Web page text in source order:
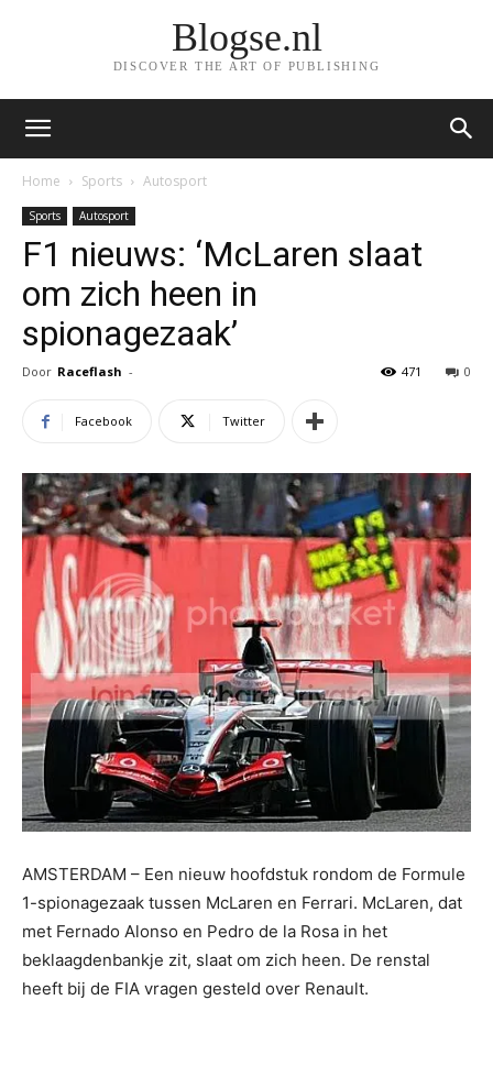
Blogse.nl
DISCOVER THE ART OF PUBLISHING
Home Sports Autosport
Sports Autosport
F1 nieuws: ‘McLaren slaat
om zich heen in
spionagezaak’
Door Raceflash - 0
471
Facebook Twitter
AMSTERDAM – Een nieuw hoofdstuk rondom de Formule
1-spionagezaak tussen McLaren en Ferrari. McLaren, dat
met Fernado Alonso en Pedro de la Rosa in het
beklaagdenbankje zit, slaat om zich heen. De renstal
heeft bij de FIA vragen gesteld over Renault.